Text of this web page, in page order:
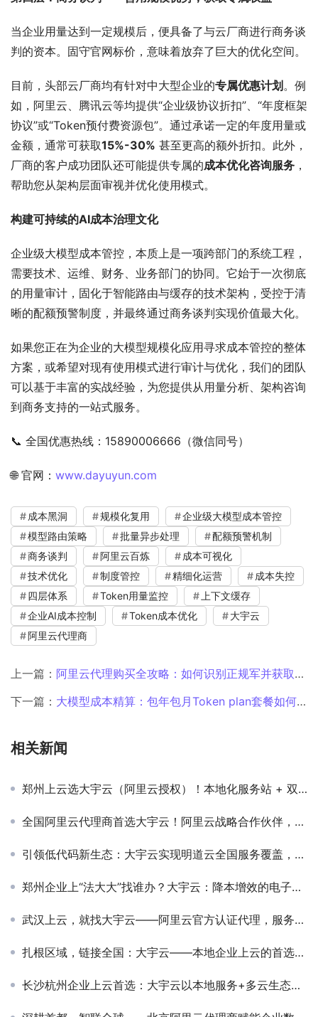
当企业用量达到一定规模后，便具备了与云厂商进行商务谈
判的资本。固守官网标价，意味着放弃了巨大的优化空间。
目前，头部云厂商均有针对中大型企业的专属优惠计划 。例
如，阿里云、腾讯云等均提供“企业级协议折扣”、“年度框架
协议”或“Token预付费资源包”。通过承诺一定的年度用量或
金额，通常可获取15%-30% ​ 甚至更高的额外折扣。此外，
厂商的客户成功团队还可能提供专属的成本优化咨询服务 ，
帮助您从架构层面审视并优化使用模式。
构建可持续的AI成本治理文化
企业级大模型成本管控，本质上是一项跨部门的系统工程，
需要技术、运维、财务、业务部门的协同。它始于一次彻底
的用量审计，固化于智能路由与缓存的技术架构，受控于清
晰的配额预警制度，并最终通过商务谈判实现价值最大化。
如果您正在为企业的大模型规模化应用寻求成本管控的整体
方案，或希望对现有使用模式进行审计与优化，我们的团队
可以基于丰富的实战经验，为您提供从用量分析、架构咨询
到商务支持的一站式服务。
📞 全国优惠热线：15890006666（微信同号）
🌐 官网： www.dayuyun.com
成本黑洞 规模化复用
企业级大模型成本管控
模型路由策略
批量异步处理
配额预警机制
商务谈判
阿里云百炼
成本可视化
技术优化
制度管控 精细化运营
成本失控
四层体系
Token用量监控
上下文缓存
企业AI成本控制
Token成本优化
大宇云
阿里云代理商
上一篇： 阿里云代理购买全攻略：如何识别正规军并获取最大价值？
下一篇： 大模型成本精算：包年包月Token plan套餐如何帮你省下30%-50%的API账单
相关新闻
郑州上云选大宇云（阿里云授权）！本地化服务站 + 双重售后，业务不中断
全国阿里云代理商首选大宇云！阿里云战略合作伙伴，30 + 省市覆盖 + 一站式等保服务
引领低代码新生态：大宇云实现明道云全国服务覆盖，助力千行百业敏捷创新
郑州企业上“法大大”找谁办？大宇云：降本增效的电子签章本地化解决方案
武汉上云，就找大宇云——阿里云官方认证代理，服务更贴心
扎根区域，链接全国：大宇云——本地企业上云的首选阿里云代理商
长沙杭州企业上云首选：大宇云以本地服务+多云生态构筑数字化双引擎